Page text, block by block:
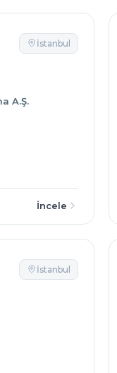
İstanbul
A.Ş.
İncele
İstanbul